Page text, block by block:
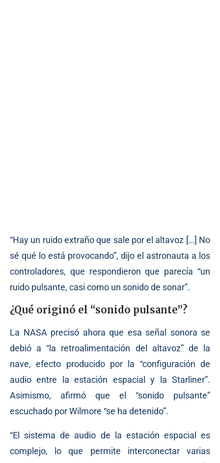
“Hay un ruido extraño que sale por el altavoz […] No
sé qué lo está provocando”, dijo el astronauta a los
controladores, que respondieron que parecía “un
ruido pulsante, casi como un sonido de sonar”.
¿Qué originó el “sonido pulsante”?
La NASA precisó ahora que esa señal sonora se
debió a “la retroalimentación del altavoz” de la
nave, efecto producido por la “configuración de
audio entre la estación espacial y la Starliner”.
Asimismo, afirmó que el “sonido pulsante”
escuchado por Wilmore “se ha detenido”.
“El sistema de audio de la estación espacial es
complejo, lo que permite interconectar varias